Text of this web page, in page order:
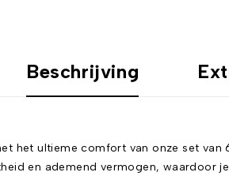
Beschrijving
het ultieme comfort van onze set
en ademend vermogen, waardoor